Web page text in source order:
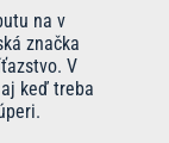
na v
značka
V
keď treba